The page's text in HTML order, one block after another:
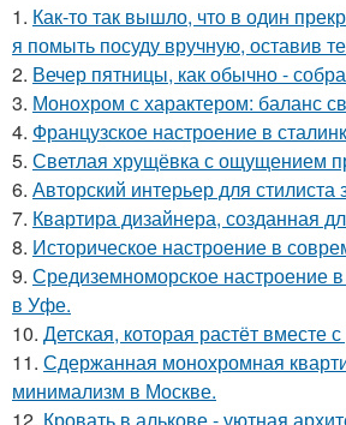
1. Как-то так вышло, что в один
я помыть посуду вручную, оставив
2. Вечер пятницы, как обычно -
3. Монохром с характером: баланс
4. Французское настроение в
5. Светлая хрущёвка с ощущением
6. Авторский интерьер для стилиста
7. Квартира дизайнера, созданная
8. Историческое настроение в
9. Средиземноморское настроение
в Уфе.
10. Детская, которая растёт вместе
11. Сдержанная монохромная
минимализм в Москве.
12. Кровать в алькове - уютная